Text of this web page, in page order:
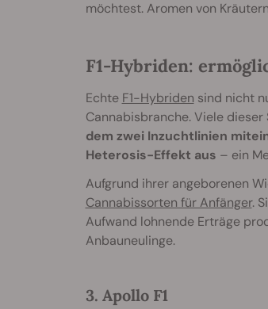
möchtest. Aromen von
F1-Hybriden:
Echte F1-Hybriden sind nicht
Cannabisbranche. Viele
dem zwei Inzuchtlinien
Heterosis-Effekt aus – ein
Aufgrund ihrer angeborenen
Cannabissorten für Anfänger.
Aufwand lohnende Erträge
Anbauneulinge.
3. Apollo F1